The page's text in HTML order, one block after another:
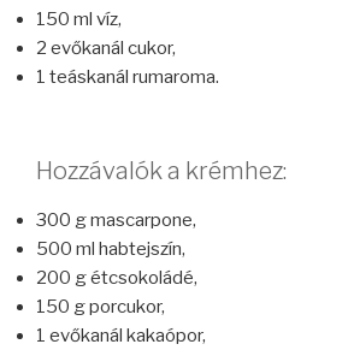
150 ml víz,
2 evőkanál cukor,
1 teáskanál rumaroma.
Hozzávalók a krémhez:
300 g mascarpone,
500 ml habtejszín,
200 g étcsokoládé,
150 g porcukor,
1 evőkanál kakaópor,